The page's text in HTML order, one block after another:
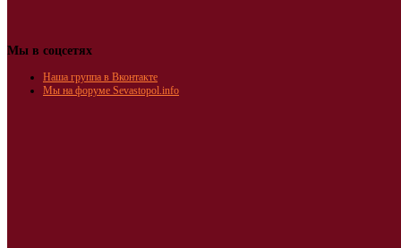
Мы в соцсетях
Наша группа в Вконтакте
Мы на форуме Sevastopol.info